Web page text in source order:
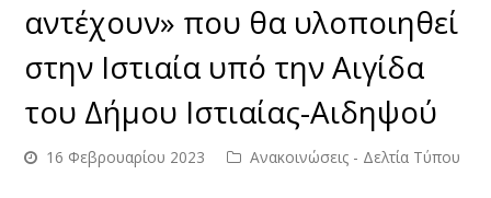
αντέχουν» που θα υλοποιηθεί
στην Ιστιαία υπό την Αιγίδα
του Δήμου Ιστιαίας-Αιδηψού
16 Φεβρουαρίου 2023 Ανακοινώσεις - Δελτία Τύπου